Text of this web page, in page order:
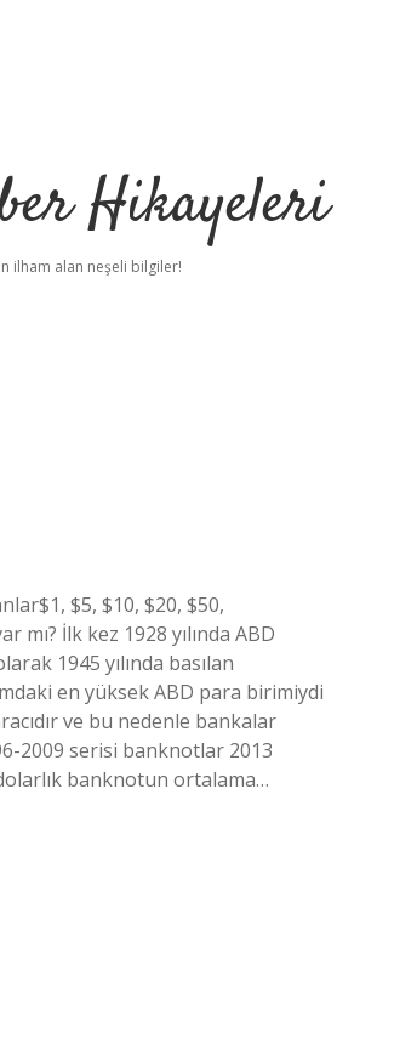
Hikayeleri
ilham alan neşeli bilgiler!
$5, $10, $20, $50,
İlk kez 1928 yılında ABD
1945 yılında basılan
en yüksek ABD para birimiydi
ve bu nedenle bankalar
2009 serisi banknotlar 2013
dolarlık banknotun ortalama…